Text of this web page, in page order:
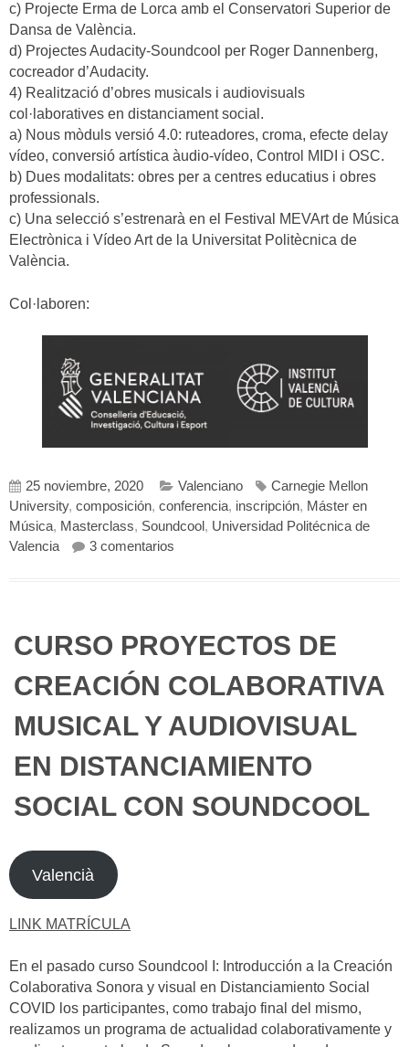
c) Projecte Erma de Lorca amb el Conservatori Superior de
Dansa de València.
d) Projectes Audacity-Soundcool per Roger Dannenberg,
cocreador d’Audacity.
4) Realització d’obres musicals i audiovisuals
col·laboratives en distanciament social.
a) Nous mòduls versió 4.0: ruteadores, croma, efecte delay
vídeo, conversió artística àudio-vídeo, Control MIDI i OSC.
b) Dues modalitats: obres per a centres educatius i obres
professionals.
c) Una selecció s’estrenarà en el Festival MEVArt de Música
Electrònica i Vídeo Art de la Universitat Politècnica de
València.
Col·laboren:
25 noviembre, 2020 Valenciano
Carnegie Mellon
University, composición, conferencia, inscripción, Máster en
Música, Masterclass, Soundcool, Universidad Politécnica de
Valencia
3 comentarios
CURSO PROYECTOS DE
CREACIÓN COLABORATIVA
MUSICAL Y AUDIOVISUAL
EN DISTANCIAMIENTO
SOCIAL CON SOUNDCOOL
Valencià
LINK MATRÍCULA
En el pasado curso Soundcool I: Introducción a la Creación
Colaborativa Sonora y visual en Distanciamiento Social
COVID los participantes, como trabajo final del mismo,
realizamos un programa de actualidad colaborativamente y